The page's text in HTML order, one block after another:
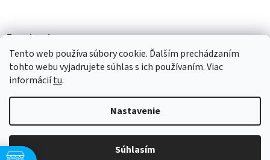
Tento web používa súbory cookie. Ďalším prechádzaním
tohto webu vyjadrujete súhlas s ich používaním. Viac
informáciítu.
Nastavenie
Súhlasím
Facebook
Vytvoril Shoptet
Copyright 2026Mlsné labky. Všetky práva vyhradené.Upraviť
nastavenie cookies